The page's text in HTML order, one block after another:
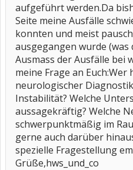
aufgeführt werden.Da
Seite meine Ausfälle
konnten und meist
ausgegangen wurde (was
Ausmass der Ausfälle bei
meine Frage an
neurologischer
Instabilität? Welche
aussagekräftig? Welche
schwerpunktmäßig im
gerne auch darüber
spezielle Fragestellung
Grüße,hws_und_co